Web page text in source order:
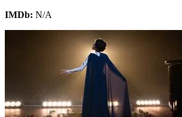
IMDb: N/A